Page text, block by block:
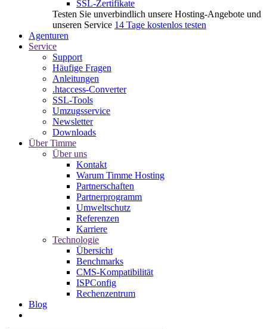
SSL-Zertifikate
Testen Sie unverbindlich unsere Hosting-Angebote und
unseren Service 14 Tage kostenlos testen
Agenturen
Service
Support
Häufige Fragen
Anleitungen
.htaccess-Converter
SSL-Tools
Umzugsservice
Newsletter
Downloads
Über Timme
Über uns
Kontakt
Warum Timme Hosting
Partnerschaften
Partnerprogramm
Umweltschutz
Referenzen
Karriere
Technologie
Übersicht
Benchmarks
CMS-Kompatibilität
ISPConfig
Rechenzentrum
Blog